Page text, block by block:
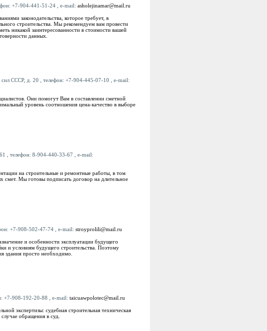
+7-904-441-51-24 , e-mail: asholejinamar@mail.ru
законодательства, которое требует, в
строительства. Мы рекомендуем вам провести
никакой заинтересованности в стоимости вашей
данных.
СССР, д. 20 , телефон: +7-904-445-07-10 , e-mail:
Они помогут Вам в составлении сметной
уровень соотношения цена-качество в выборе
, телефон: 8-904-440-33-67 , e-mail:
на строительные и ремонтные работы, в том
смет. Мы готовы подписать договор на длительное
+7-908-502-47-74 , e-mail: stroyprolili@mail.ru
и особенности эксплуатации будущего
и условиям будущего строительства. Поэтому
здания просто необходимо.
+7-908-192-20-88 , e-mail: taicuawpolotec@mail.ru
экспертизы: судебная строительная техническая
обращения в суд.